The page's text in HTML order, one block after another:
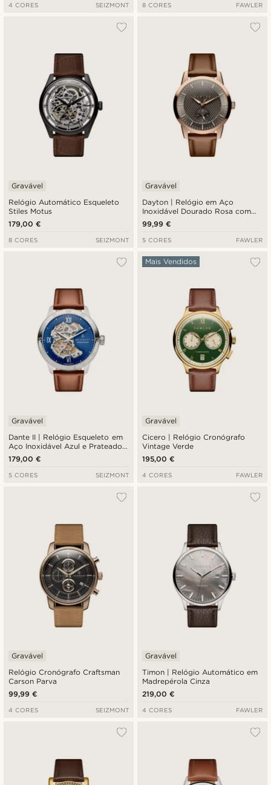
4 CORES SEIZMONT 8 CORES FAWLER
Relógio Automático Esqueleto
Stiles Motus
Gravável
179,00 €
8 CORES SEIZMONT
Dayton | Relógio em Aço
Inoxidável Dourado Rosa com
Mostrador Cinza Texturizado
Gravável
99,99 €
5 CORES FAWLER
Dante II | Relógio Esqueleto em
Aço Inoxidável Azul e Prateado
com Pulseira em Pele
Gravável
179,00 €
5 CORES SEIZMONT
Cicero | Relógio Cronógrafo
Vintage Verde
Mais Vendidos
Gravável
195,00 €
4 CORES FAWLER
Relógio Cronógrafo Craftsman
Carson Parva
Gravável
99,99 €
4 CORES SEIZMONT
Timon | Relógio Automático em
Madrepérola Cinza
Gravável
219,00 €
4 CORES FAWLER